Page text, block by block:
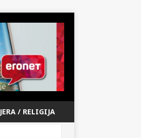
/ RELIGIJA